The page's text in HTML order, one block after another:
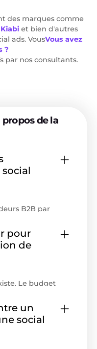
des marques comme
et bien d'autres
ads. VousVous avez
?
par nos consultants.
de la
B2B par
cycles de vente
par lead
de l'audience.
pour
de
Le budget
en amont
un
social